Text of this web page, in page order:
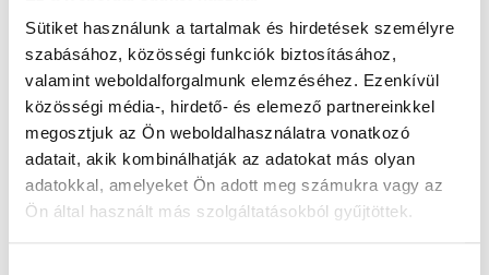
Sütiket használunk a tartalmak és hirdetések személyre
szabásához, közösségi funkciók biztosításához,
valamint weboldalforgalmunk elemzéséhez. Ezenkívül
közösségi média-, hirdető- és elemező partnereinkkel
megosztjuk az Ön weboldalhasználatra vonatkozó
adatait, akik kombinálhatják az adatokat más olyan
adatokkal, amelyeket Ön adott meg számukra vagy az
Ön által használt más szolgáltatásokból gyűjtöttek.
jogszabály
módosítását tartalmazza. A
jótállással kapcsolatban várható
módosításokról itt írtunk, ha…
Webshop reklamáció
Két évre emelkedhet a minimum